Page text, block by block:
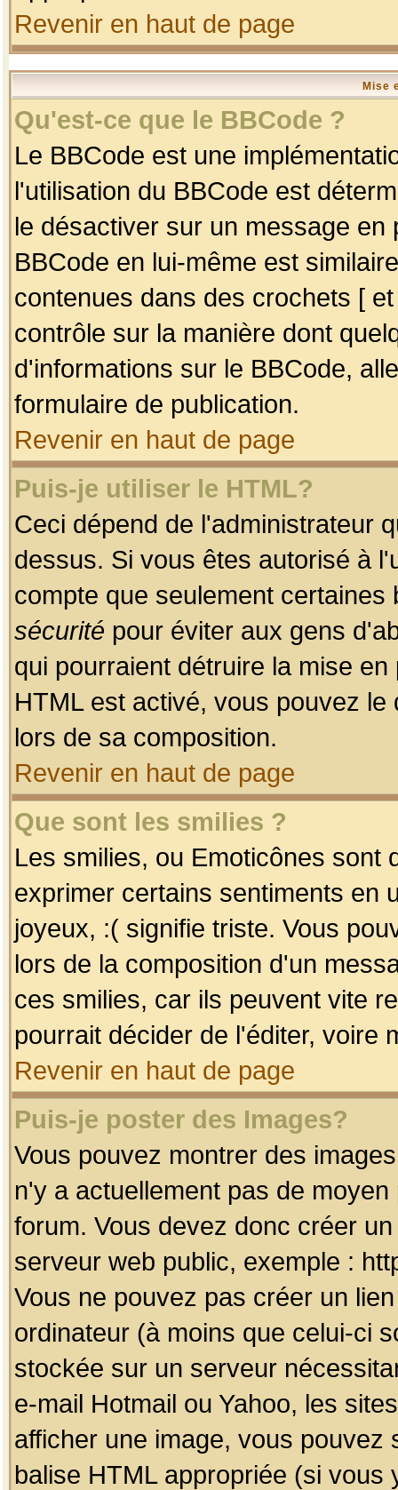
Revenir en haut de page
Mise
Qu'est-ce que le BBCode ?
Le BBCode est une
l'utilisation du BBCode est
le désactiver sur un message
BBCode en lui-même est
contenues dans des crochets [
contrôle sur la manière dont
d'informations sur le BBCode,
formulaire de publication.
Revenir en haut de page
Puis-je utiliser le HTML?
Ceci dépend de l'administrateur
dessus. Si vous êtes autorisé à
compte que seulement
sécurité pour éviter aux gens
qui pourraient détruire la mise
HTML est activé, vous pouvez
lors de sa composition.
Revenir en haut de page
Que sont les smilies ?
Les smilies, ou Emoticônes sont
exprimer certains sentiments en
joyeux, :( signifie triste. Vous
lors de la composition d'un
ces smilies, car ils peuvent vite
pourrait décider de l'éditer, voire
Revenir en haut de page
Puis-je poster des Images?
Vous pouvez montrer des
n'y a actuellement pas de
forum. Vous devez donc créer
serveur web public, exemple :
Vous ne pouvez pas créer un
ordinateur (à moins que celui-ci
stockée sur un serveur
e-mail Hotmail ou Yahoo, les
afficher une image, vous pouvez
balise HTML appropriée (si vous